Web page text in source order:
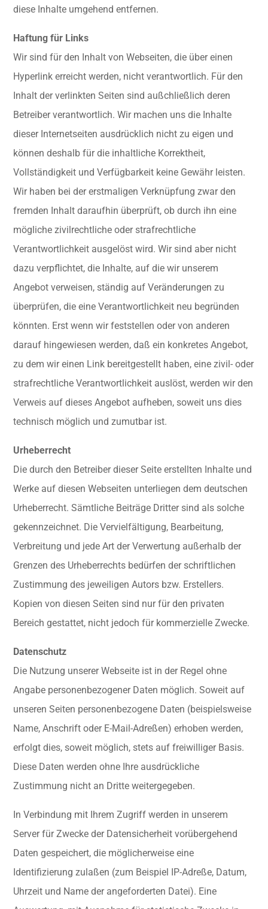
diese Inhalte umgehend entfernen.
Haftung für Links
Wir sind für den Inhalt von Webseiten, die über einen
Hyperlink erreicht werden, nicht verantwortlich. Für den
Inhalt der verlinkten Seiten sind außchließlich deren
Betreiber verantwortlich. Wir machen uns die Inhalte
dieser Internetseiten ausdrücklich nicht zu eigen und
können deshalb für die inhaltliche Korrektheit,
Vollständigkeit und Verfügbarkeit keine Gewähr leisten.
Wir haben bei der erstmaligen Verknüpfung zwar den
fremden Inhalt daraufhin überprüft, ob durch ihn eine
mögliche zivilrechtliche oder strafrechtliche
Verantwortlichkeit ausgelöst wird. Wir sind aber nicht
dazu verpflichtet, die Inhalte, auf die wir unserem
Angebot verweisen, ständig auf Veränderungen zu
überprüfen, die eine Verantwortlichkeit neu begründen
könnten. Erst wenn wir feststellen oder von anderen
darauf hingewiesen werden, daß ein konkretes Angebot,
zu dem wir einen Link bereitgestellt haben, eine zivil- oder
strafrechtliche Verantwortlichkeit auslöst, werden wir den
Verweis auf dieses Angebot aufheben, soweit uns dies
technisch möglich und zumutbar ist.
Urheberrecht
Die durch den Betreiber dieser Seite erstellten Inhalte und
Werke auf diesen Webseiten unterliegen dem deutschen
Urheberrecht. Sämtliche Beiträge Dritter sind als solche
gekennzeichnet. Die Vervielfältigung, Bearbeitung,
Verbreitung und jede Art der Verwertung außerhalb der
Grenzen des Urheberrechts bedürfen der schriftlichen
Zustimmung des jeweiligen Autors bzw. Erstellers.
Kopien von diesen Seiten sind nur für den privaten
Bereich gestattet, nicht jedoch für kommerzielle Zwecke.
Datenschutz
Die Nutzung unserer Webseite ist in der Regel ohne
Angabe personenbezogener Daten möglich. Soweit auf
unseren Seiten personenbezogene Daten (beispielsweise
Name, Anschrift oder E-Mail-Adreßen) erhoben werden,
erfolgt dies, soweit möglich, stets auf freiwilliger Basis.
Diese Daten werden ohne Ihre ausdrückliche
Zustimmung nicht an Dritte weitergegeben.
In Verbindung mit Ihrem Zugriff werden in unserem
Server für Zwecke der Datensicherheit vorübergehend
Daten gespeichert, die möglicherweise eine
Identifizierung zulaßen (zum Beispiel IP-Adreße, Datum,
Uhrzeit und Name der angeforderten Datei). Eine